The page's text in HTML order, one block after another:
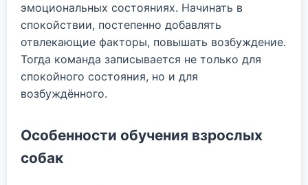
эмоциональных состояниях. Начинать в
спокойствии, постепенно добавлять
отвлекающие факторы, повышать возбуждение.
Тогда команда записывается не только для
спокойного состояния, но и для
возбуждённого.
Особенности обучения взрослых
собак